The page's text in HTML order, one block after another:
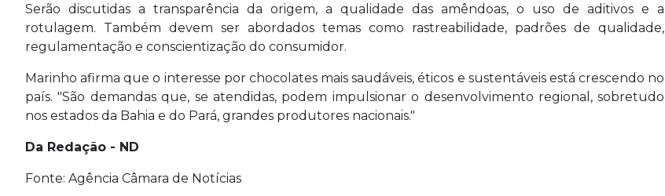
Serão discutidas a transparência da origem, a qualidade das amêndoas, o uso de aditivos e a
rotulagem. Também devem ser abordados temas como rastreabilidade, padrões de qualidade,
regulamentação e conscientização do consumidor.
Marinho afirma que o interesse por chocolates mais saudáveis, éticos e sustentáveis está crescendo no
país. "São demandas que, se atendidas, podem impulsionar o desenvolvimento regional, sobretudo
nos estados da Bahia e do Pará, grandes produtores nacionais."
Da Redação - ND
Fonte: Agência Câmara de Notícias